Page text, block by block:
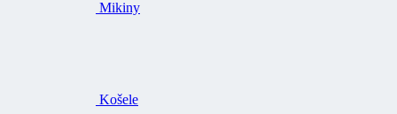
Mikiny
Košele